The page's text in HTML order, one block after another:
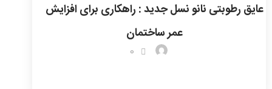
عایق رطوبتی نانو نسل جدید : راهکاری برای افزایش
عمر ساختمان
0